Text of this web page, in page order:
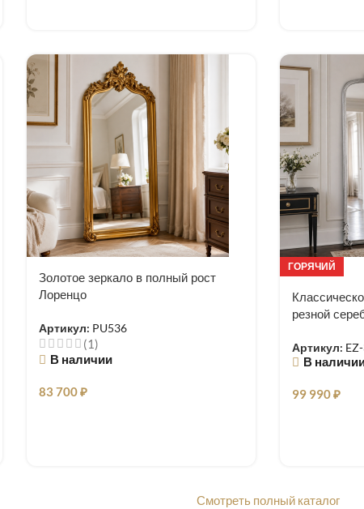
Золотое зеркало в полный рост
Лоренцо
Артикул: PU536
(1)
В наличии
83 700₽
ГОРЯЧИЙ
резной
Артикул:
В
99 990₽
Смотреть полный каталог